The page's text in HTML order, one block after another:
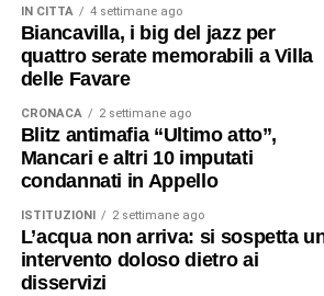
IN CITTÀ 4 settimane ago
Biancavilla, i big del jazz per
quattro serate memorabili a Villa
delle Favare
CRONACA 2 settimane ago
Blitz antimafia “Ultimo atto”,
Mancari e altri 10 imputati
condannati in Appello
ISTITUZIONI 2 settimane ago
L’acqua non arriva: si sospetta
intervento doloso dietro ai
disservizi